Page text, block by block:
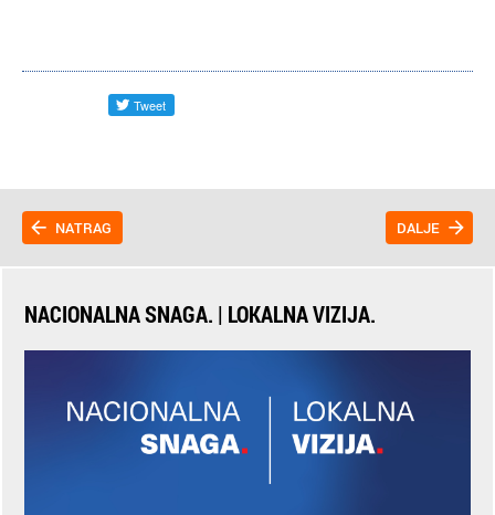
NATRAG DALJE
NACIONALNA SNAGA. | LOKALNA VIZIJA.